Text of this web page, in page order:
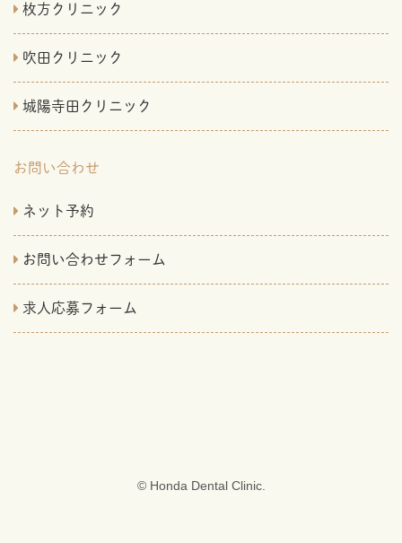
枚方クリニック
吹田クリニック
城陽寺田クリニック
お問い合わせ
ネット予約
お問い合わせフォーム
求人応募フォーム
© Honda Dental Clinic.